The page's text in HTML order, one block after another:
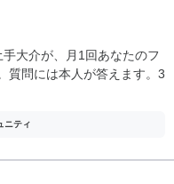
大介が、月1回あなたのフ
質問には本人が答えます。3
ニティ